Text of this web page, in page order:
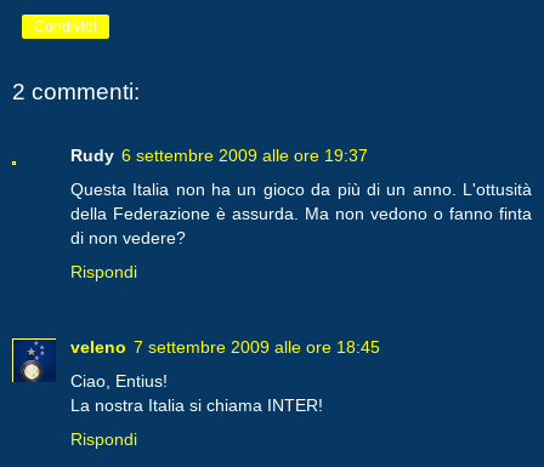
Condividi
2 commenti:
Rudy 6 settembre 2009 alle ore 19:37
Questa Italia non ha un gioco da più di un anno. L'ottusità
della Federazione è assurda. Ma non vedono o fanno finta
di non vedere?
Rispondi
veleno 7 settembre 2009 alle ore 18:45
Ciao, Entius!
La nostra Italia si chiama INTER!
Rispondi